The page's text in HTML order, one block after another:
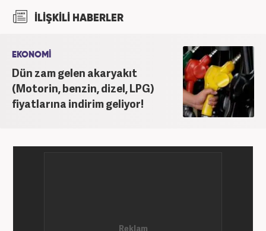
stajyerlik yaptı. Yasemin.com’da mesleğe ilk adımını
Haber7.com sitesinde mesleki hayatına devam
etmektedir.
İLİŞKİLİ HABERLER
EKONOMİ
Dün zam gelen akaryakıt
(Motorin, benzin, dizel, LPG)
fiyatlarına indirim geliyor!